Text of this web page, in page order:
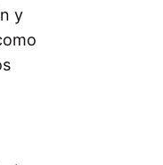
y